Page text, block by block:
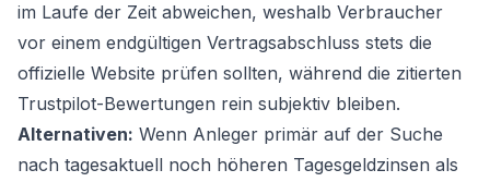
im Laufe der Zeit abweichen, weshalb Verbraucher
vor einem endgültigen Vertragsabschluss stets die
offizielle Website prüfen sollten, während die zitierten
Trustpilot-Bewertungen rein subjektiv bleiben.
Alternativen: Wenn Anleger primär auf der Suche
nach tagesaktuell noch höheren Tagesgeldzinsen als